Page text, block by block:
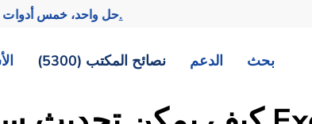
— حل واحد، خمس أدوات
نصائح المكتب (5300) الدعم بحث